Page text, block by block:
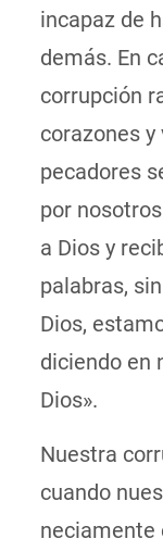
incapaz de
demás. En
corrupción
corazones
pecadores
por
a Dios y
palabras,
Dios,
diciendo en
Dios».
Nuestra
cuando
neciamente